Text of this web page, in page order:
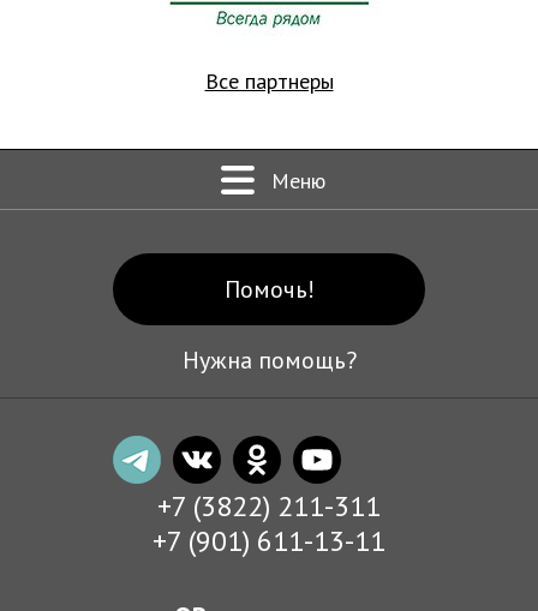
Все партнеры
Меню
Помочь!
Нужна помощь?
+7 (3822) 211-311
+7 (901) 611-13-11